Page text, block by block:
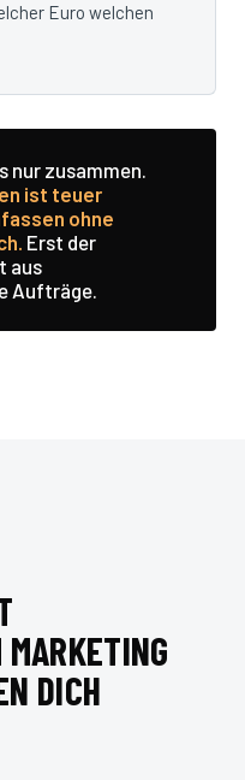
Euro welchen
nur zusammen.
ist teuer
ohne
Erst der
aus
Aufträge.
DICH